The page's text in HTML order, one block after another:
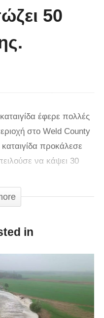
πίσω από
περιγράφεται!
50
έφερε πολλές
στο Weld County
προκάλεσε
να κάψει 30
ο αγρότης Eric Howard
σχέδιο για να
μέχρι εκείνη την ώρα.
κάποιους δίσκους
της πυρκαγιάς,
την ζωή.
in